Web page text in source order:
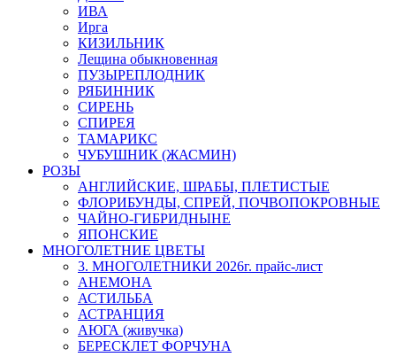
ИВА
Ирга
КИЗИЛЬНИК
Лещина обыкновенная
ПУЗЫРЕПЛОДНИК
РЯБИННИК
СИРЕНЬ
СПИРЕЯ
ТАМАРИКС
ЧУБУШНИК (ЖАСМИН)
РОЗЫ
АНГЛИЙСКИЕ, ШРАБЫ, ПЛЕТИСТЫЕ
ФЛОРИБУНДЫ, СПРЕЙ, ПОЧВОПОКРОВНЫЕ
ЧАЙНО-ГИБРИДНЫНЕ
ЯПОНСКИЕ
МНОГОЛЕТНИЕ ЦВЕТЫ
3. МНОГОЛЕТНИКИ 2026г. прайс-лист
АНЕМОНА
АСТИЛЬБА
АСТРАНЦИЯ
АЮГА (живучка)
БЕРЕСКЛЕТ ФОРЧУНА